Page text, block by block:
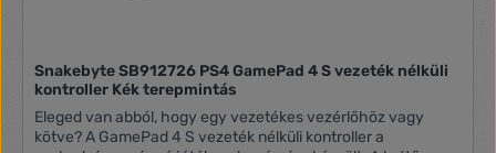
Snakebyte SB912726 PS4 GamePad 4 S vezeték nélküli
kontroller Kék terepmintás
Eleged van abból, hogy egy vezetékes vezérlőhöz vagy
kötve? A GamePad 4 S vezeték nélküli kontroller a